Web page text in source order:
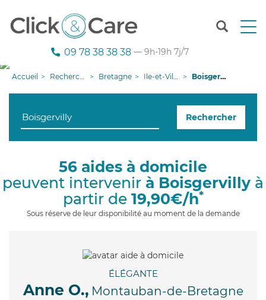
T
n
g
i
09 78 38 38 38 — 9h-19h 7j/7
Accueil Recherche aide à domicile Bretagne Ile-et-Vilaine Boisgervilly
Rechercher
56 aides à domicile
peuvent intervenir à Boisgervilly à
partir de 19,90€/h*
Sous réserve de leur disponibilité au moment de la demande
ÉLÉGANTE
Anne O., Montauban-de-Bretagne